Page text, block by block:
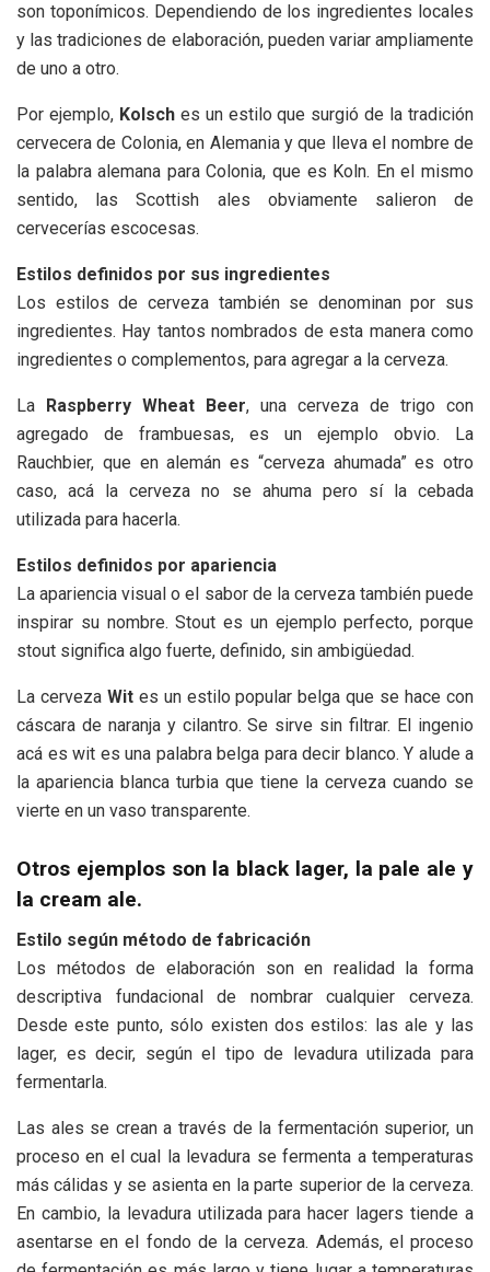
son toponímicos. Dependiendo de los ingredientes locales
y las tradiciones de elaboración, pueden variar ampliamente
de uno a otro.
Por ejemplo, Kolsches un estilo que surgió de la tradición
cervecera de Colonia, en Alemania y que lleva el nombre de
la palabra alemana para Colonia, que es Koln. En el mismo
sentido, las Scottish ales obviamente salieron de
cervecerías escocesas.
Estilos definidos por sus ingredientes
Los estilos de cerveza también se denominan por sus
ingredientes. Hay tantos nombrados de esta manera como
ingredientes o complementos, para agregar a la cerveza.
La Raspberry Wheat Beer, una cerveza de trigo con
agregado de frambuesas, es un ejemplo obvio. La
Rauchbier, que en alemán es “cerveza ahumada” es otro
caso, acá la cerveza no se ahuma pero sí la cebada
utilizada para hacerla.
Estilos definidos por apariencia
La apariencia visual o el sabor de la cerveza también puede
inspirar su nombre. Stout es un ejemplo perfecto, porque
stout significa algo fuerte, definido, sin ambigüedad.
La cerveza Wites un estilo popular belga que se hace con
cáscara de naranja y cilantro. Se sirve sin filtrar. El ingenio
acá es wit es una palabra belga para decir blanco. Y alude a
la apariencia blanca turbia que tiene la cerveza cuando se
vierte en un vaso transparente.
Otros ejemplos son la black lager, la pale ale y
la cream ale.
Estilo según método de fabricación
Los métodos de elaboración son en realidad la forma
descriptiva fundacional de nombrar cualquier cerveza.
Desde este punto, sólo existen dos estilos: las ale y las
lager, es decir, según el tipo de levadura utilizada para
fermentarla.
Las ales se crean a través de la fermentación superior, un
proceso en el cual la levadura se fermenta a temperaturas
más cálidas y se asienta en la parte superior de la cerveza.
En cambio, la levadura utilizada para hacer lagers tiende a
asentarse en el fondo de la cerveza. Además, el proceso